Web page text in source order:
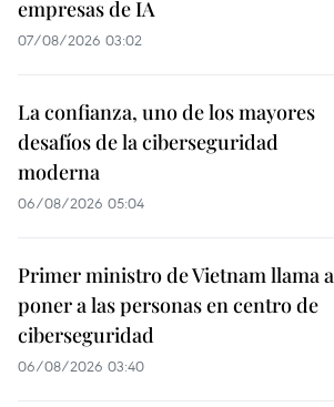
empresas de IA
07/08/2026 03:02
La confianza, uno de los mayores
desafíos de la ciberseguridad
moderna
06/08/2026 05:04
Primer ministro de Vietnam llama a
poner a las personas en centro de
ciberseguridad
06/08/2026 03:40